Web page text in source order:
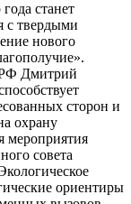
станет
с твердыми
нового
РФ Дмитрий
сторон и
охрану
мероприятия
совета
ориентиры